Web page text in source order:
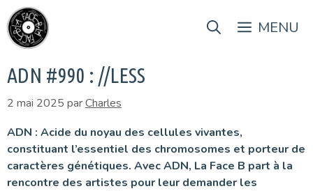
Aller
au
contenu
MENU
ADN #990 : //LESS
2 mai 2025 parCharles
ADN : Acide du noyau des cellules vivantes,
constituant l’essentiel des chromosomes et porteur de
caractères génétiques. Avec ADN, La Face B part à la
rencontre des artistes pour leur demander les